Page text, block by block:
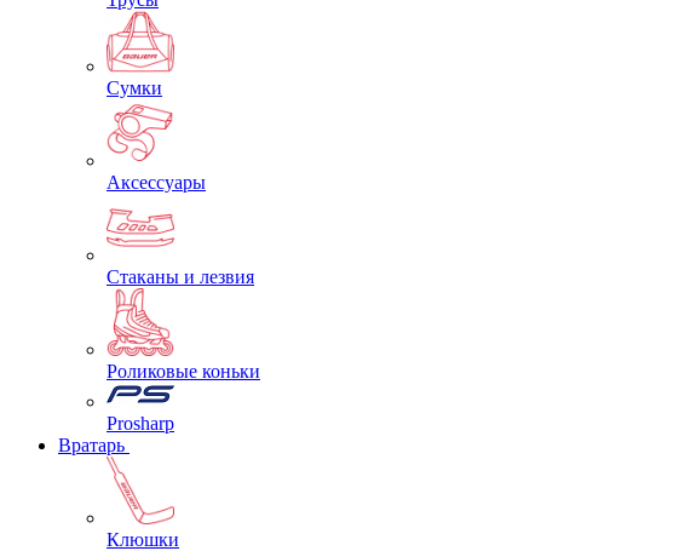
Сумки
Аксессуары
Стаканы и лезвия
Роликовые коньки
Prosharp
Вратарь
Клюшки